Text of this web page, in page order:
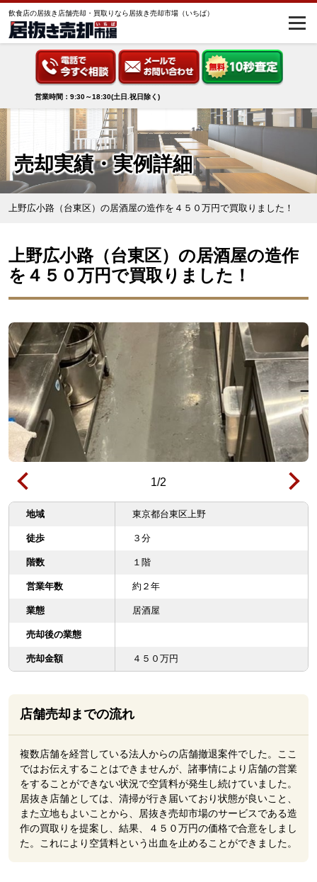
飲食店の居抜き店舗売却・買取りなら居抜き売却市場（いちば）
営業時間：9:30～18:30(土日.祝日除く)
売却実績・実例詳細
上野広小路（台東区）の居酒屋の造作を４５０万円で買取りました！
上野広小路（台東区）の居酒屋の造作
を４５０万円で買取りました！
1/2
地域 東京都台東区上野
徒歩 ３分
階数 １階
営業年数 約２年
業態 居酒屋
売却後の業態
売却金額 ４５０万円
店舗売却までの流れ
複数店舗を経営している法人からの店舗撤退案件でした。ここ
ではお伝えすることはできませんが、諸事情により店舗の営業
をすることができない状況で空賃料が発生し続けていました。
居抜き店舗としては、清掃が行き届いており状態が良いこと、
また立地もよいことから、居抜き売却市場のサービスである造
作の買取りを提案し、結果、４５０万円の価格で合意をしまし
た。これにより空賃料という出血を止めることができました。